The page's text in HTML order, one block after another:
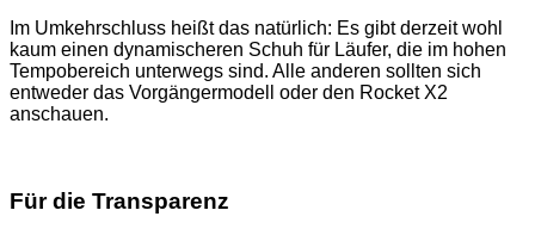
Im Umkehrschluss heißt das natürlich: Es gibt derzeit wohl
kaum einen dynamischeren Schuh für Läufer, die im hohen
Tempobereich unterwegs sind. Alle anderen sollten sich
entweder das Vorgängermodell oder den Rocket X2
anschauen.
Für die Transparenz